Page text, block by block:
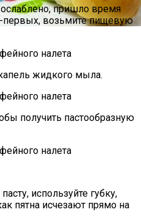
Для Девушек И Женщин
пришло время
первых, возьмите пищевую
жидкого мыла.
получить пастообразную
используйте губку,
пятна исчезают прямо на